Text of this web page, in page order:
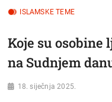
ISLAMSKE TEME
Koje su
na Sudnjem
18. siječnja 2025.